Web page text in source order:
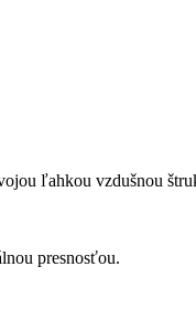
ľahkou vzdušnou